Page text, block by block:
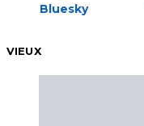
Bluesky
VIEUX